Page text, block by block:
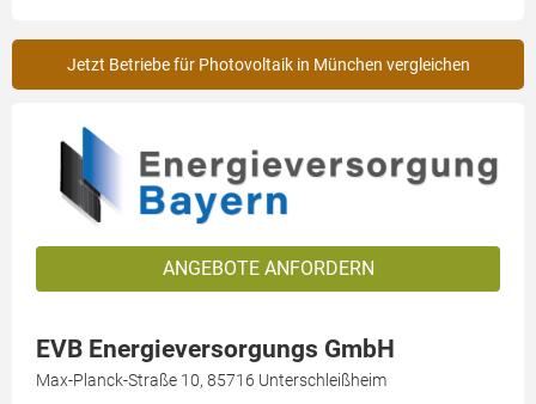
Jetzt Betriebe für Photovoltaik in München vergleichen
ANGEBOTE ANFORDERN
EVB Energieversorgungs GmbH
Max-Planck-Straße 10, 85716 Unterschleißheim